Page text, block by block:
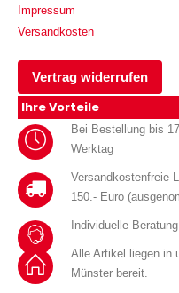
Impressum
Versandkosten
Vertrag widerrufen
Ihre Vorteile
Bei Bestellung bis
Werktag
Versandkostenfreie
150.- Euro
Individuelle
Alle Artikel liegen in
Münster bereit.